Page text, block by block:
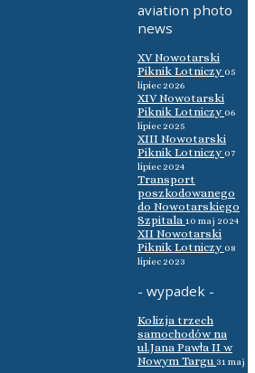
aviation photo
news
XV Nowotarski
Piknik Lotniczy 05
lipiec 2026
XIV Nowotarski
Piknik Lotniczy 06
lipiec 2025
XIII Nowotarski
Piknik Lotniczy 07
lipiec 2024
Transport
poszkodowanego
do Nowotarskiego
Szpitala 10 maj 2024
XII Nowotarski
Piknik Lotniczy 08
lipiec 2023
- wypadek -
Kolizja trzech
samochodów na
ul.Jana Pawła II w
Nowym Targu 31 maj